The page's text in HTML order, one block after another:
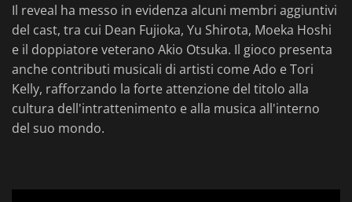
Il reveal ha messo in evidenza alcuni membri aggiuntivi
del cast, tra cui Dean Fujioka, Yu Shirota, Moeka Hoshi
e il doppiatore veterano Akio Otsuka. Il gioco presenta
anche contributi musicali di artisti come Ado e Tori
Kelly, rafforzando la forte attenzione del titolo alla
cultura dell'intrattenimento e alla musica all'interno
del suo mondo.